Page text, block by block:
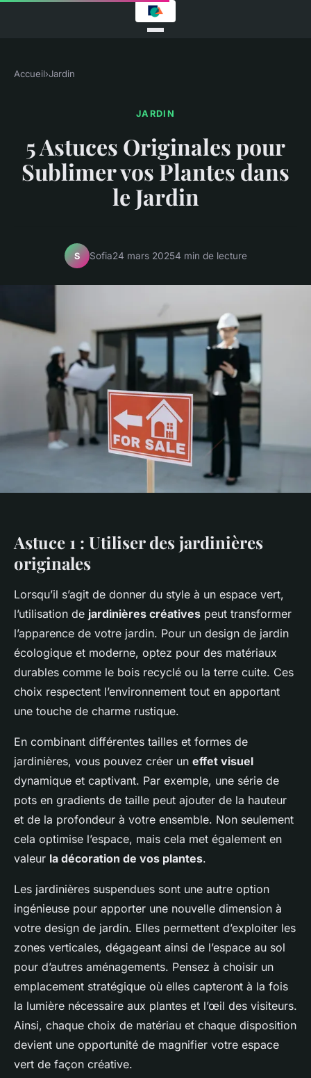
Accueil›Jardin
JARDIN
5 Astuces Originales pour
Sublimer vos Plantes dans
le Jardin
S Sofia24 mars 20254 min de lecture
Astuce 1 : Utiliser des jardinières
originales
Lorsqu’il s’agit de donner du style à un espace vert,
l’utilisation de jardinières créatives peut transformer
l’apparence de votre jardin. Pour un design de jardin
écologique et moderne, optez pour des matériaux
durables comme le bois recyclé ou la terre cuite. Ces
choix respectent l’environnement tout en apportant
une touche de charme rustique.
En combinant différentes tailles et formes de
jardinières, vous pouvez créer un effet visuel
dynamique et captivant. Par exemple, une série de
pots en gradients de taille peut ajouter de la hauteur
et de la profondeur à votre ensemble. Non seulement
cela optimise l’espace, mais cela met également en
valeur la décoration de vos plantes.
Les jardinières suspendues sont une autre option
ingénieuse pour apporter une nouvelle dimension à
votre design de jardin. Elles permettent d’exploiter les
zones verticales, dégageant ainsi de l’espace au sol
pour d’autres aménagements. Pensez à choisir un
emplacement stratégique où elles capteront à la fois
la lumière nécessaire aux plantes et l’œil des visiteurs.
Ainsi, chaque choix de matériau et chaque disposition
devient une opportunité de magnifier votre espace
vert de façon créative.